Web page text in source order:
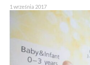
1 września 2017